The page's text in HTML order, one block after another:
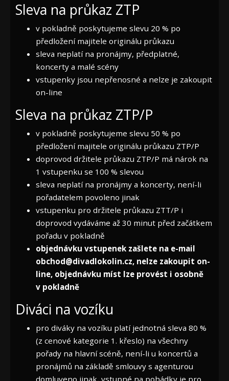
Sleva na průkaz ZTP
v pokladně poskytujeme slevu 20 % po
předložení majitele originálu průkazu
sleva neplatí na pronájmy, předplatné,
koncerty a malé scény
vstupenky jsou nepřenosné a nelze je zakoupit
on-line
Sleva na průkaz ZTP/P
v pokladně poskytujeme slevu 50 % po
předložení majitele originálu průkazu ZTP/P
doprovod držitele průkazu ZTP/P má nárok na
1 vstupenku se 100 % slevou
sleva neplatí na pronájmy a koncerty, není-li
pořadatelem povoleno jinak
vstupenku pro držitele průkazu ZTT/P i
doprovod vydáváme až 30 minut před začátkem
pořadu v pokladně
objednávku vstupenek zašlete na e-mail
obchod@divadlokolin.cz, nelze zakoupit on-
line, objednávku míst lze provést i osobně
v pokladně
Diváci na vozíku
pro diváky na vozíku platí jednotná sleva 80 %
(z cenové kategorie 1. křeslo) na všechny
pořady na hlavní scéně, není-li u koncertů a
pronájmů na základě smlouvy s agenturou
domluveno jinak, vstupné na pohádky je pro